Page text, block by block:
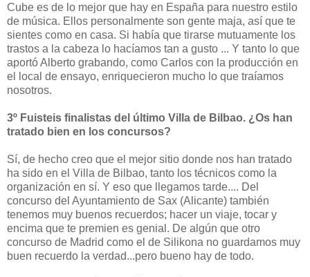
Cube es de lo mejor que hay en España para nuestro estilo
de música. Ellos personalmente son gente maja, así que te
sientes como en casa. Si había que tirarse mutuamente los
trastos a la cabeza lo hacíamos tan a gusto ... Y tanto lo que
aportó Alberto grabando, como Carlos con la producción en
el local de ensayo, enriquecieron mucho lo que traíamos
nosotros.
3º Fuisteis finalistas del último Villa de Bilbao. ¿Os han
tratado bien en los concursos?
Sí, de hecho creo que el mejor sitio donde nos han tratado
ha sido en el Villa de Bilbao, tanto los técnicos como la
organización en sí. Y eso que llegamos tarde.... Del
concurso del Ayuntamiento de Sax (Alicante) también
tenemos muy buenos recuerdos; hacer un viaje, tocar y
encima que te premien es genial. De algún que otro
concurso de Madrid como el de Silikona no guardamos muy
buen recuerdo la verdad...pero bueno hay de todo.